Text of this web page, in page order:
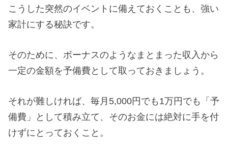
こうした突然のイベントに備えておくことも、強い
家計にする秘訣です。
そのために、ボーナスのようなまとまった収入から
一定の金額を予備費として取っておきましょう。
それが難しければ、毎月5,000円でも1万円でも「予
備費」として積み立て、そのお金には絶対に手を付
けずにとっておくこと。